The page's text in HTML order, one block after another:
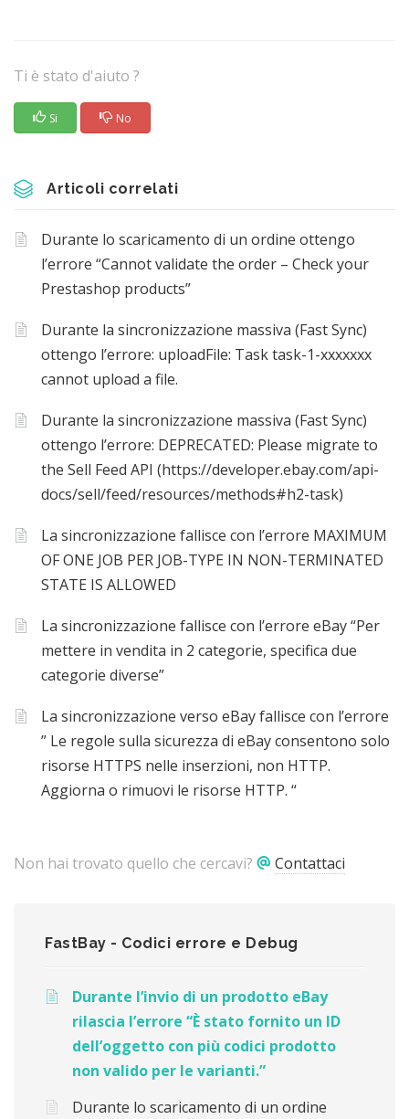
Ti è stato d'aiuto ?
Si No
Articoli correlati
Durante lo scaricamento di un ordine ottengo
l’errore “Cannot validate the order – Check your
Prestashop products”
Durante la sincronizzazione massiva (Fast Sync)
ottengo l’errore: uploadFile: Task task-1-xxxxxxx
cannot upload a file.
Durante la sincronizzazione massiva (Fast Sync)
ottengo l’errore: DEPRECATED: Please migrate to
the Sell Feed API (https://developer.ebay.com/api-
docs/sell/feed/resources/methods#h2-task)
La sincronizzazione fallisce con l’errore MAXIMUM
OF ONE JOB PER JOB-TYPE IN NON-TERMINATED
STATE IS ALLOWED
La sincronizzazione fallisce con l’errore eBay “Per
mettere in vendita in 2 categorie, specifica due
categorie diverse”
La sincronizzazione verso eBay fallisce con l’errore
” Le regole sulla sicurezza di eBay consentono solo
risorse HTTPS nelle inserzioni, non HTTP.
Aggiorna o rimuovi le risorse HTTP. “
Non hai trovato quello che cercavi? Contattaci
FastBay - Codici errore e Debug
Durante l’invio di un prodotto eBay
rilascia l’errore “È stato fornito un ID
dell’oggetto con più codici prodotto
non valido per le varianti.”
Durante lo scaricamento di un ordine